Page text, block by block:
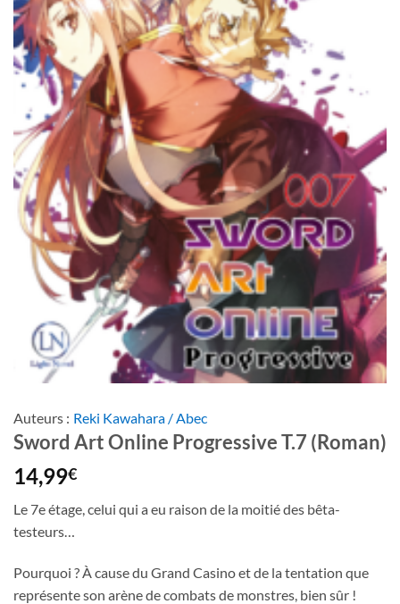
Auteurs : Reki Kawahara / Abec
Sword Art Online Progressive T.7 (Roman)
14,99€
Le 7e étage, celui qui a eu raison de la moitié des bêta-
testeurs…
Pourquoi ? À cause du Grand Casino et de la tentation que
représente son arène de combats de monstres, bien sûr !